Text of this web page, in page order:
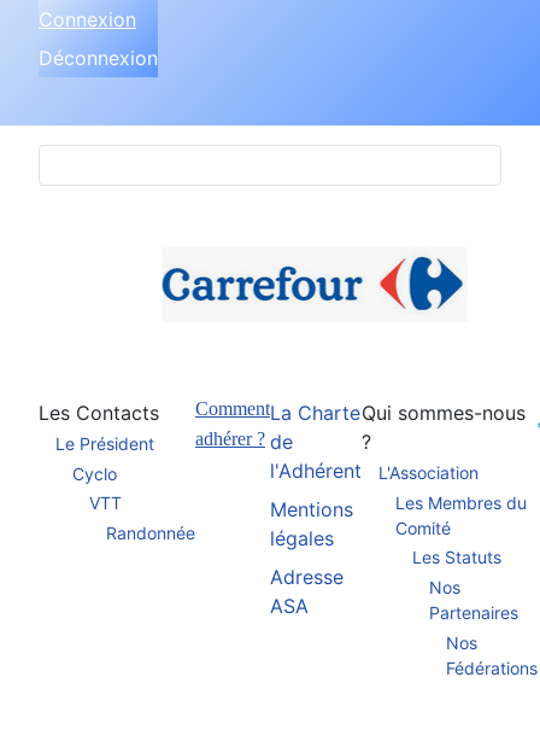
Les Contacts
Le Président
Cyclo
VTT
Randonnée
Comment
adhérer ?
La Charte
de
l'Adhérent
Mentions
légales
Adresse
ASA
Qui sommes-nous
?
L'Association
Les Membres du
Comité
Les Statuts
Nos
Partenaires
Nos
Fédérations
Connexion
Déconnexion